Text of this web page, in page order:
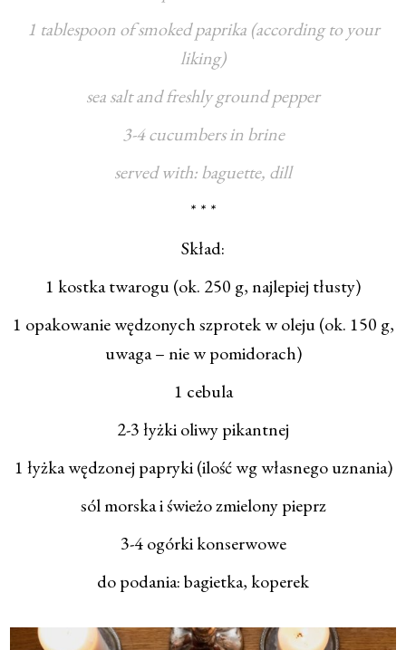
1 tablespoon of smoked paprika (according to your
liking)
sea salt and freshly ground pepper
3-4 cucumbers in brine
served with: baguette, dill
* * *
Skład:
1 kostka twarogu (ok. 250 g, najlepiej tłusty)
1 opakowanie wędzonych szprotek w oleju (ok. 150 g,
uwaga – nie w pomidorach)
1 cebula
2-3 łyżki oliwy pikantnej
1 łyżka wędzonej papryki (ilość wg własnego uznania)
sól morska i świeżo zmielony pieprz
3-4 ogórki konserwowe
do podania: bagietka, koperek